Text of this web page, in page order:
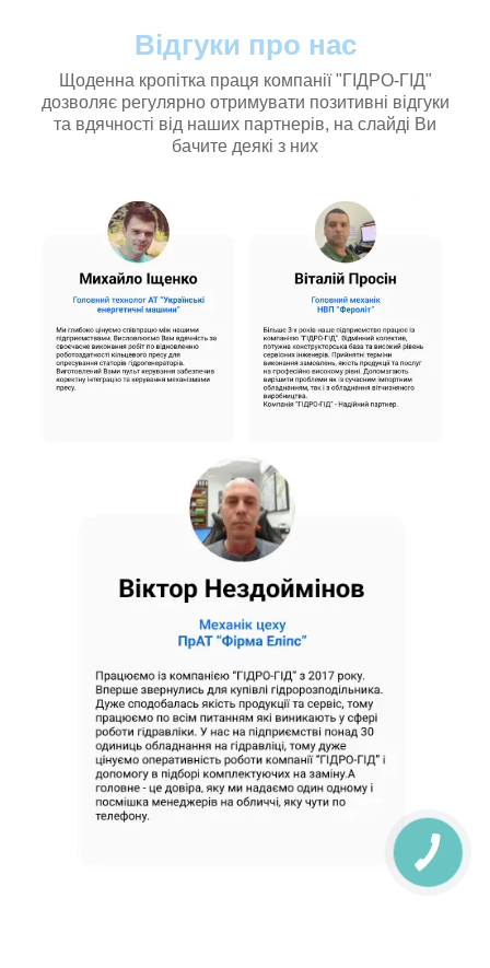
Відгуки про нас
Щоденна кропітка праця компанії "ГІДРО-ГІД"
дозволяє регулярно отримувати позитивні відгуки
та вдячності від наших партнерів, на слайді Ви
бачите деякі з них